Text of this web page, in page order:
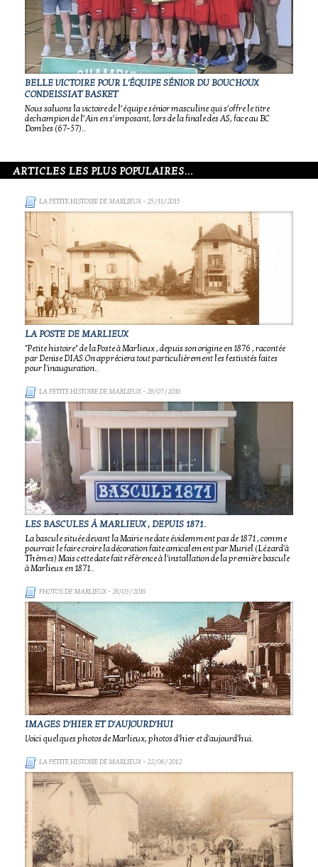
BELLE VICTOIRE POUR L'ÉQUIPE SÉNIOR DU BOUCHOUX
CONDEISSIAT BASKET
Nous saluons la victoire de l’équipe sénior masculine qui s’offre le titre
dechampion de l’Ain en s’imposant, lors de la finale des AS, face au BC
Dombes (67-57)..
ARTICLES LES PLUS POPULAIRES...
LA PETITE HISTOIRE DE MARLIEUX- 25/11/2015
LA POSTE DE MARLIEUX
"Petite histoire" de la Poste à Marlieux , depuis son origine en 1876 , racontée
par Denise DIAS.On appréciera tout particulièrement les festivités faites
pour l'inauguration..
LA PETITE HISTOIRE DE MARLIEUX- 29/07/2016
LES BASCULES À MARLIEUX , DEPUIS 1871.
La bascule située devant la Mairie ne date évidemment pas de 1871 , comme
pourrait le faire croire la décoration faite amicalement par Muriel (Lézard'à
Thèmes) Mais cette date fait référence à l'installation de la première bascule
à Marlieux en 1871..
PHOTOS DE MARLIEUX- 29/03/2019
IMAGES D'HIER ET D'AUJOURD'HUI
Voici quelques photos de Marlieux, photos d'hier et d'aujourd'hui.
LA PETITE HISTOIRE DE MARLIEUX- 22/06/2012